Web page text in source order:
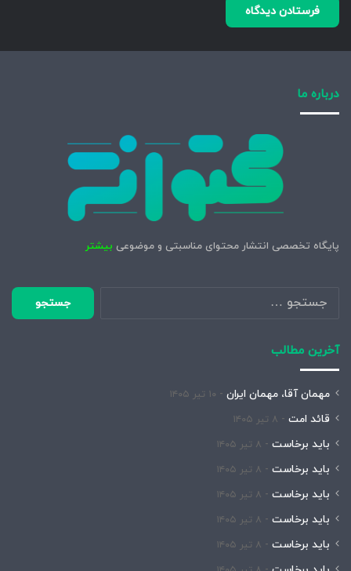
درباره ما
پایگاه تخصصی انتشار محتوای مناسبتی و موضوعی بیشتر
جستجو
برای:
آخرین مطالب
مهمان آقا، مهمان ایران ۱۰ تیر ۱۴۰۵
قائد امت ۸ تیر ۱۴۰۵
باید برخاست ۸ تیر ۱۴۰۵
باید برخاست ۸ تیر ۱۴۰۵
باید برخاست ۸ تیر ۱۴۰۵
باید برخاست ۸ تیر ۱۴۰۵
باید برخاست ۸ تیر ۱۴۰۵